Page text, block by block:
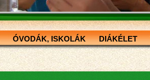
ÓVODÁK, ISKOLÁK DIÁKÉLET